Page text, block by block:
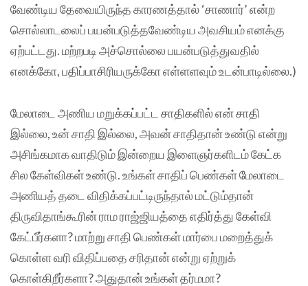
வேண்டிய தேவையிருந்த காரணத்தால் ‘சாணார்’ என்ற
சொல்லாடலைப் பயன்படுத்தவேண்டிய அவசியம் எனக்கு
ஏற்பட்டது. மற்றபடி அச்சொல்லை பயன்படுத்துவதில்
எனக்கோ, பதிப்பாசிரியருக்கோ எள்ளளவும் உடன்பாடில்லை.)
மேலாடை அணிய மறுக்கப்பட்ட சாதிகளில் என் சாதி
இல்லை, உன் சாதி இல்லை, அவன் சாதிதான் உண்டு என்று
அசிங்கமாக வாதிடும் இன்றைய இளைஞர்களிடம் கேட்க
சில கேள்விகள் உண்டு. உங்கள் சாதிப் பெண்கள் மேலாடை
அணியத் தடை விதிக்கப்பட்டிருந்தால் மட்டும்தான்
திருவிதாங்கூரின் ராம ராஜ்ஜியத்தை எதிர்த்து கேள்வி
கேட்பீர்களா? மாற்று சாதி பெண்கள் மார்பை மறைத்துக்
கொள்ள வரி விதிப்பதை சரிதான் என்று ஏற்றுக்
கொள்கிறீர்களா? அதுதான் உங்கள் தர்மமா?